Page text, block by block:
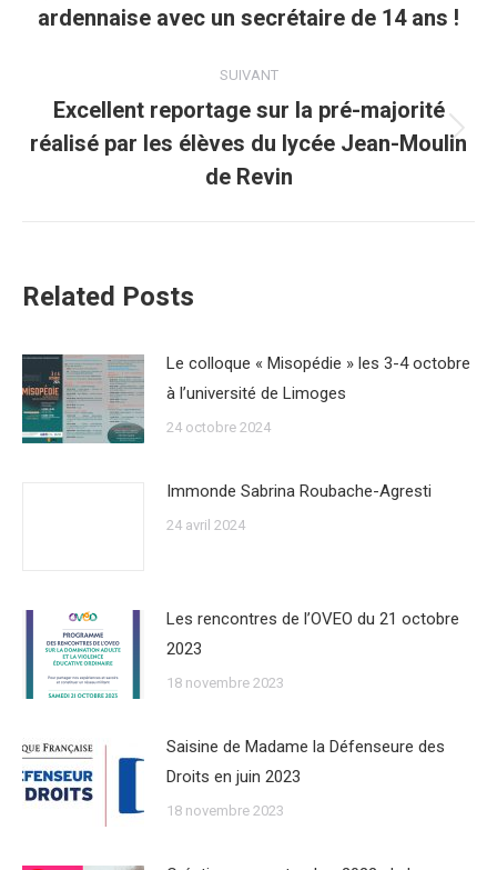
précédent
ardennaise avec un secrétaire de 14 ans !
SUIVANT
Article
suivant
Excellent reportage sur la pré-majorité
réalisé par les élèves du lycée Jean-Moulin
de Revin
Related Posts
Le colloque « Misopédie » les 3-4 octobre
à l’université de Limoges
24 octobre 2024
Immonde Sabrina Roubache-Agresti
24 avril 2024
Les rencontres de l’OVEO du 21 octobre
2023
18 novembre 2023
Saisine de Madame la Défenseure des
Droits en juin 2023
18 novembre 2023